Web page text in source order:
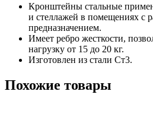
Кронштейны стальные
и стеллажей в помещениях с
предназначением.
Имеет ребро жесткости,
нагрузку от 15 до 20 кг.
Изготовлен из стали Ст3.
Похожие товары